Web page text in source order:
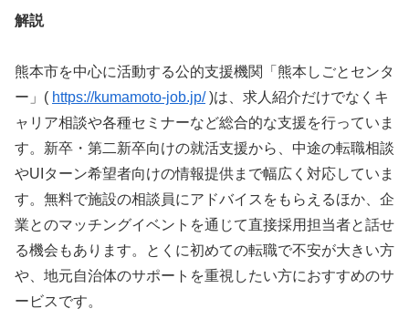
解説
熊本市を中心に活動する公的支援機関「熊本しごとセンタ
ー」( https://kumamoto-job.jp/)は、求人紹介だけでなくキ
ャリア相談や各種セミナーなど総合的な支援を行っていま
す。新卒・第二新卒向けの就活支援から、中途の転職相談
やUIターン希望者向けの情報提供まで幅広く対応していま
す。無料で施設の相談員にアドバイスをもらえるほか、企
業とのマッチングイベントを通じて直接採用担当者と話せ
る機会もあります。とくに初めての転職で不安が大きい方
や、地元自治体のサポートを重視したい方におすすめのサ
ービスです。